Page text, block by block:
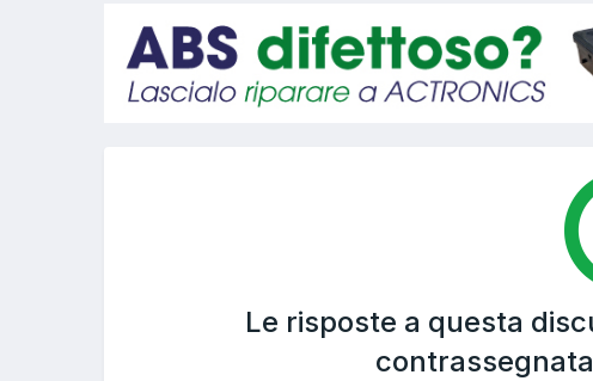
Le risposte a questa